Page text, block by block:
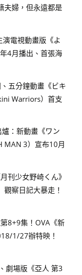
夫婦，但永遠都是
電視動畫版《よ
4月播出、首張海
五分鐘動畫《ビキ
Warriors）首支
：新動畫《ワン
MAN 3）宣布10月
刊少女野崎くん》
察日記大暴走！
8+9集！OVA《新
1/27辦特映！
劇場版《亞人 第3